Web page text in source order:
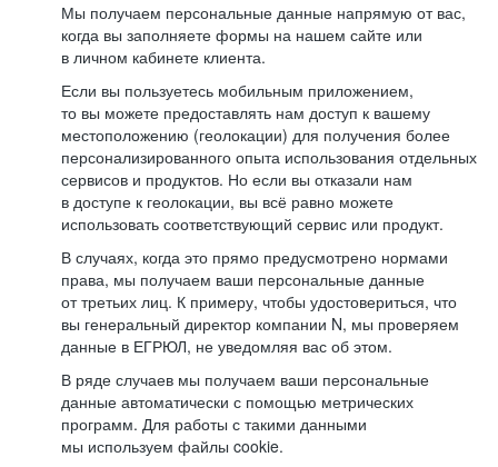
Мы получаем персональные данные напрямую от вас,
когда вы заполняете формы на нашем сайте или
в личном кабинете клиента.
Если вы пользуетесь мобильным приложением,
то вы можете предоставлять нам доступ к вашему
местоположению (геолокации) для получения более
персонализированного опыта использования отдельных
сервисов и продуктов. Но если вы отказали нам
в доступе к геолокации, вы всё равно можете
использовать соответствующий сервис или продукт.
В случаях, когда это прямо предусмотрено нормами
права, мы получаем ваши персональные данные
от третьих лиц. К примеру, чтобы удостовериться, что
вы генеральный директор компании N, мы проверяем
данные в ЕГРЮЛ, не уведомляя вас об этом.
В ряде случаев мы получаем ваши персональные
данные автоматически с помощью метрических
программ. Для работы с такими данными
мы используем файлы cookie.